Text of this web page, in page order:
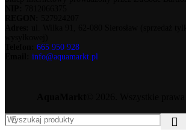
665 950 928
info@aquamarkt.pl